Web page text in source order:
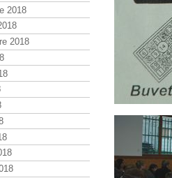
2018
2018